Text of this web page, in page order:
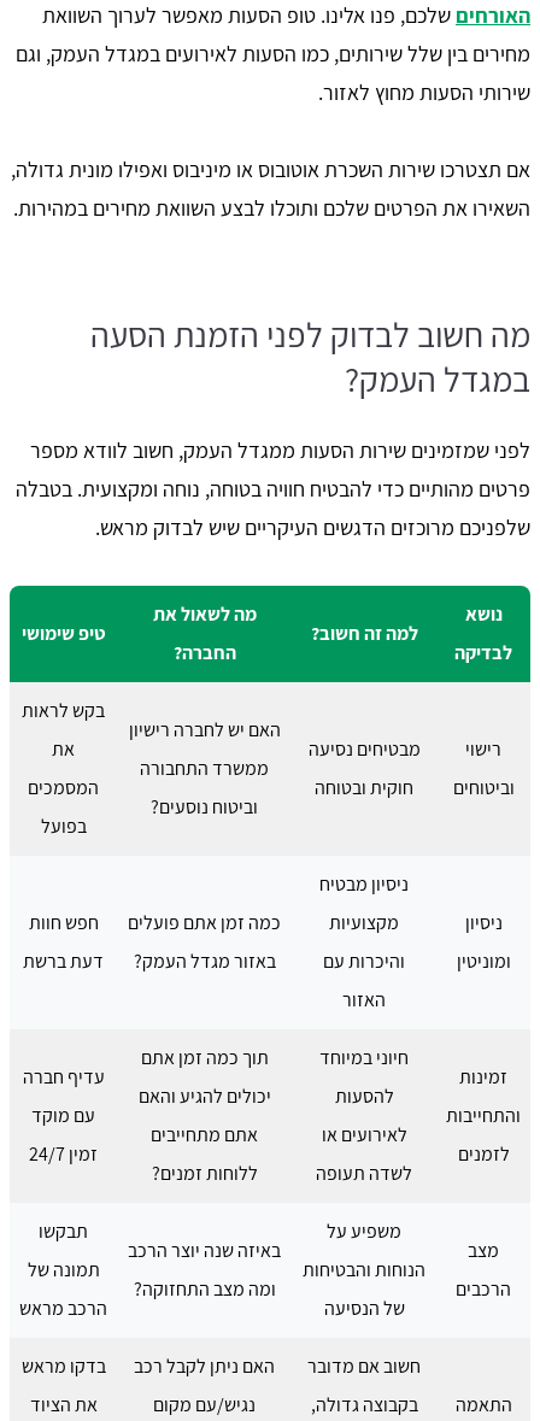
האורחים שלכם, פנו אלינו. טופ הסעות מאפשר לערוך השוואת
מחירים בין שלל שירותים, כמו הסעות לאירועים במגדל העמק, וגם
שירותי הסעות מחוץ לאזור.
אם תצטרכו שירות השכרת אוטובוס או מיניבוס ואפילו מונית גדולה,
השאירו את הפרטים שלכם ותוכלו לבצע השוואת מחירים במהירות.
מה חשוב לבדוק לפני הזמנת הסעה
במגדל העמק?
לפני שמזמינים שירות הסעות ממגדל העמק, חשוב לוודא מספר
פרטים מהותיים כדי להבטיח חוויה בטוחה, נוחה ומקצועית. בטבלה
שלפניכם מרוכזים הדגשים העיקריים שיש לבדוק מראש.
נושא
לבדיקה
למה זה חשוב?
מה לשאול את
החברה?
טיפ שימושי
רישוי
וביטוחים
מבטיחים נסיעה
חוקית ובטוחה
האם יש לחברה רישיון
ממשרד התחבורה
וביטוח נוסעים?
בקש לראות
את
המסמכים
בפועל
ניסיון
ומוניטין
ניסיון מבטיח
מקצועיות
והיכרות עם
האזור
כמה זמן אתם פועלים
באזור מגדל העמק?
חפש חוות
דעת ברשת
זמינות
והתחייבות
לזמנים
חיוני במיוחד
להסעות
לאירועים או
לשדה תעופה
תוך כמה זמן אתם
יכולים להגיע והאם
אתם מתחייבים
ללוחות זמנים?
עדיף חברה
עם מוקד
זמין 24/7
מצב
הרכבים
משפיע על
הנוחות והבטיחות
של הנסיעה
באיזה שנה יוצר הרכב
ומה מצב התחזוקה?
תבקשו
תמונה של
הרכב מראש
התאמה
חשוב אם מדובר
בקבוצה גדולה,
האם ניתן לקבל רכב
נגיש/עם מקום
בדקו מראש
את הציוד